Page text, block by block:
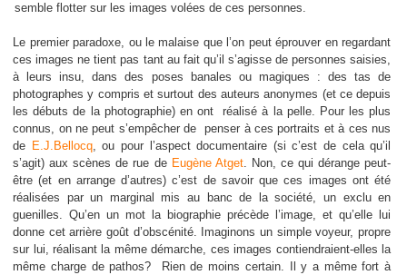
semble flotter sur les images volées de ces personnes.
Le premier paradoxe, ou le malaise que l’on peut éprouver en regardant
ces images ne tient pas tant au fait qu’il s’agisse de personnes saisies,
à leurs insu, dans des poses banales ou magiques : des tas de
photographes y compris et surtout des auteurs anonymes (et ce depuis
les débuts de la photographie) en ont
réalisé à la pelle. Pour les plus
connus, on ne peut s’empêcher de
penser à ces portraits et à ces nus
de E.J.Bellocq, ou pour l’aspect documentaire (si c’est de cela qu’il
s’agit) aux scènes de rue de Eugène Atget. Non, ce qui dérange peut-
être (et en arrange d’autres) c’est de savoir que ces images ont été
réalisées par un marginal mis au banc de la société, un exclu en
guenilles. Qu’en un mot la biographie précède l’image, et qu’elle lui
donne cet arrière goût d’obscénité. Imaginons un simple voyeur, propre
sur lui, réalisant la même démarche, ces images contiendraient-elles la
même charge de pathos?
Rien de moins certain. Il y a même fort à